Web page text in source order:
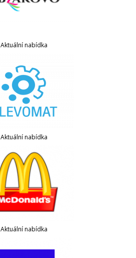
Aktuální nabídka
Aktuální nabídka
Aktuální nabídka